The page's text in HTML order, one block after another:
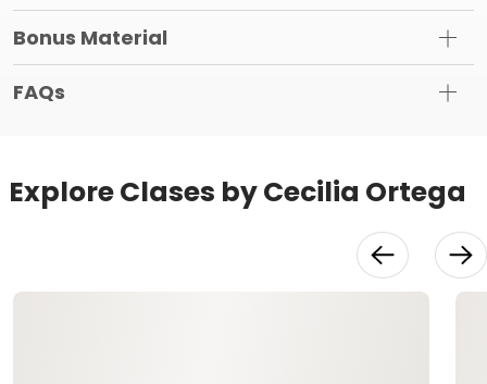
Bonus Material
FAQs
Explore Clases by Cecilia Ortega